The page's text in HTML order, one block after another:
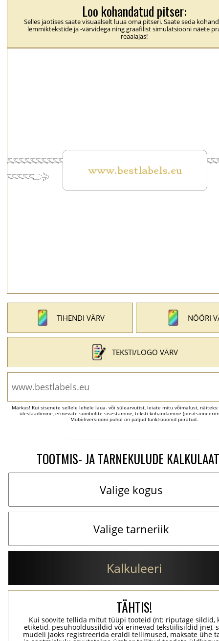
Loo kohandatud pitser:
Selles jaotises saate visuaalselt luua oma pitseri. Saate seda
lemmiktekstide ja -värvidega ning graafilist simulatsiooni näete
reaalajas!
TIHENDI VÄRV NÖÖRI
TEKSTI/LOGO VÄRV
Märkus! Kui sisenete sellele lehele laua- või sülearvutist, leiate mitu võimalust,
üleslaadimine, erinevate sümbolite sisestamine, teksti kohandamine
Mobiiliversiooni puhul on paljud funktsioonid piiratud.
TOOTMIS- JA TARNEKULUDE
Kalkuleeri
TÄHTIS!
Kui soovite tellida mitut tüüpi tooteid (nt: riputage sildid,
etiketid, pesuhooldussildid või erinevad tekstiilisildid jne),
mudeli jaoks registreerida eraldi tellimused, maksate ühe